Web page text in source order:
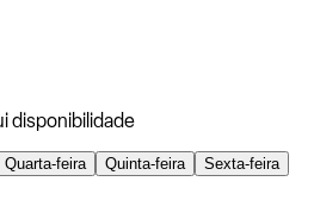
disponibilidade
Quarta-feira Quinta-feira
Sexta-feira